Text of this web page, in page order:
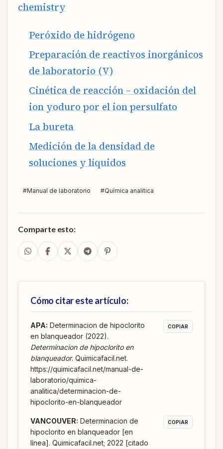
chemistry
Peróxido de hidrógeno
Preparación de reactivos inorgánicos
de laboratorio (V)
Cinética de reacción – oxidación del
ion yoduro por el ion persulfato
La bureta
Medición de la densidad de
soluciones y líquidos
#Manual de laboratorio #Química analítica
Comparte esto:
Cómo citar este artículo:
APA: Determinacion de hipoclorito
en blanqueador (2022).
Determinacion de hipoclorito en
blanqueador. Quimicafacil.net.
https://quimicafacil.net/manual-de-
laboratorio/quimica-
analitica/determinacion-de-
hipoclorito-en-blanqueador
COPIAR
VANCOUVER: Determinacion de
hipoclorito en blanqueador [en
línea]. Quimicafacil.net; 2022 [citado
COPIAR